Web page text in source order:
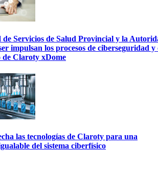
Servicios de Salud Provincial y la
impulsan los procesos de ciberseguridad y
Claroty xDome
las tecnologías de Claroty para una
del sistema ciberfísico